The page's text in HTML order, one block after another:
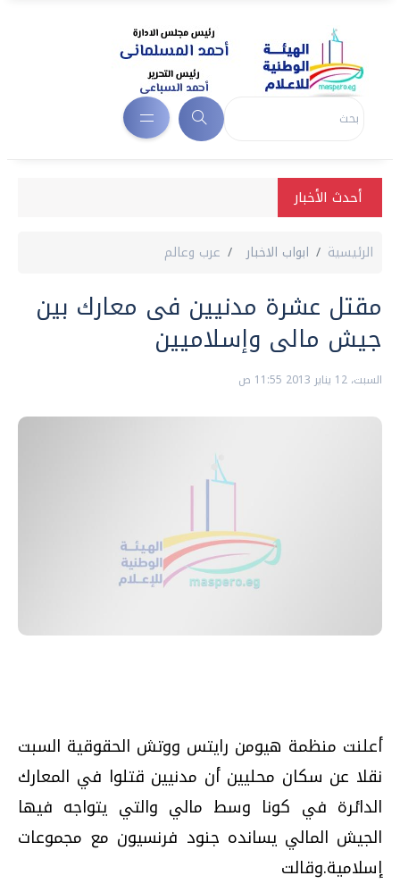
أحدث الأخبار
الرئيسية ابواب الاخبار عرب وعالم
مقتل عشرة مدنيين فى معارك بين
جيش مالى وإسلاميين
السبت، 12 يناير 2013 11:55 ص
أعلنت منظمة هيومن رايتس ووتش الحقوقية السبت
نقلا عن سكان محليين أن مدنيين قتلوا في المعارك
الدائرة في كونا وسط مالي والتي يتواجه فيها
الجيش المالي يسانده جنود فرنسيون مع مجموعات
إسلامية.وقالت